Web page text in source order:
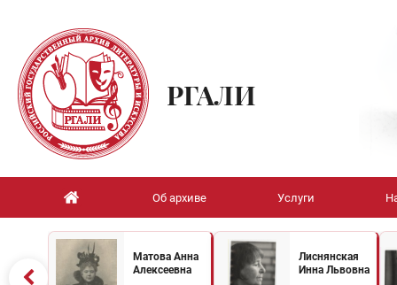
РГАЛИ
Об архиве Услуги
Матова Анна
Алексеевна
Лиснянская
Инна Львовна